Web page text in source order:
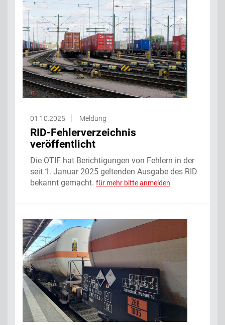
01.10.2025 Meldung
RID-Fehlerverzeichnis
veröffentlicht
Die OTIF hat Berichtigungen von Fehlern in der
seit 1. Januar 2025 geltenden Ausgabe des RID
bekannt gemacht. für mehr bitte anmelden